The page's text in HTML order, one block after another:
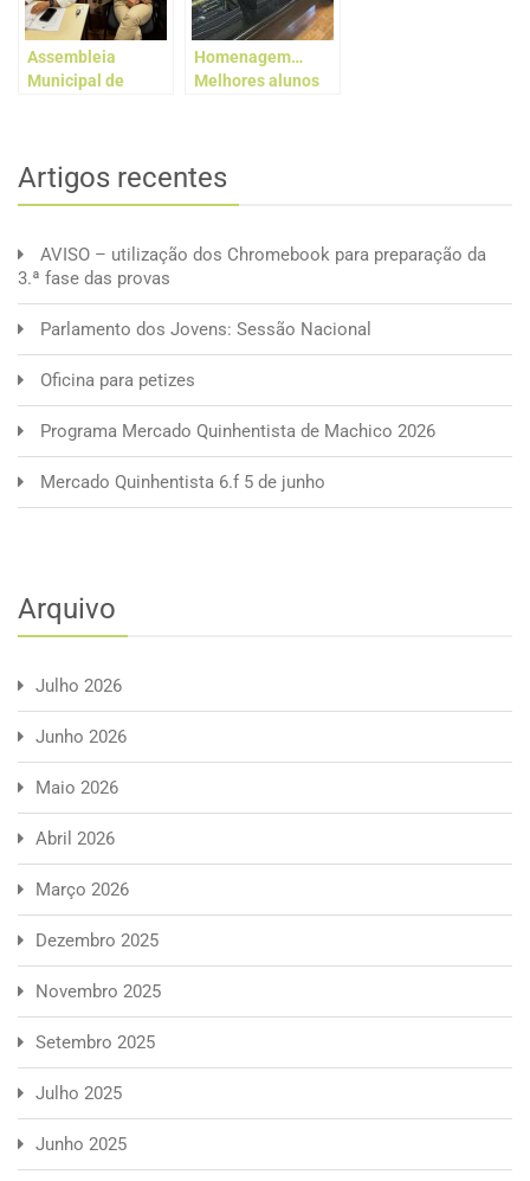
Assembleia
Municipal de
Secundária de
Machico
Homenagem…
Melhores alunos
Artigos recentes
AVISO – utilização dos Chromebook para preparação da
3.ª fase das provas
Parlamento dos Jovens: Sessão Nacional
Oficina para petizes
Programa Mercado Quinhentista de Machico 2026
Mercado Quinhentista 6.f 5 de junho
Arquivo
Julho 2026
Junho 2026
Maio 2026
Abril 2026
Março 2026
Dezembro 2025
Novembro 2025
Setembro 2025
Julho 2025
Junho 2025